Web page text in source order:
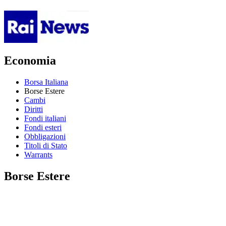
Economia
Borsa Italiana
Borse Estere
Cambi
Diritti
Fondi italiani
Fondi esteri
Obbligazioni
Titoli di Stato
Warrants
Borse Estere